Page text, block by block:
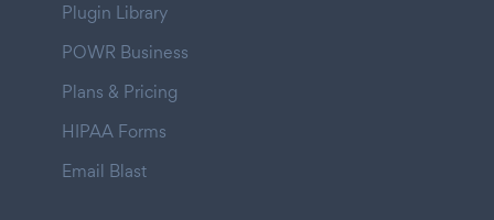
Plugin Library
POWR Business
Plans & Pricing
HIPAA Forms
Email Blast